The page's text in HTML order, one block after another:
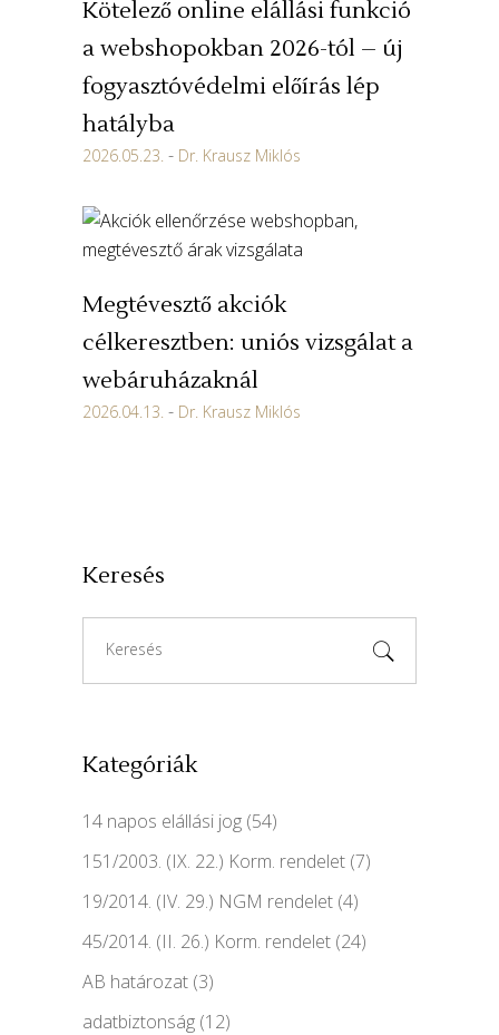
Kötelező online elállási funkció
a webshopokban 2026-tól – új
fogyasztóvédelmi előírás lép
hatályba
2026.05.23. Dr. Krausz Miklós
Megtévesztő akciók
célkeresztben: uniós vizsgálat a
webáruházaknál
2026.04.13. Dr. Krausz Miklós
Keresés
for:
Kategóriák
14 napos elállási jog (54)
151/2003. (IX. 22.) Korm. rendelet (7)
19/2014. (IV. 29.) NGM rendelet (4)
45/2014. (II. 26.) Korm. rendelet (24)
AB határozat (3)
adatbiztonság (12)